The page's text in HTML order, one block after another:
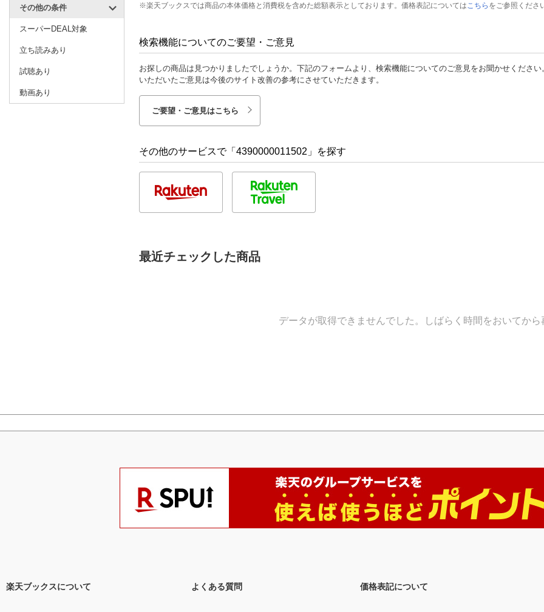
その他の条件
スーパーDEAL対象
立ち読みあり
試聴あり
動画あり
※楽天ブックスでは商品の本体価格と消費税を含めた総額表示としております。価格表記については こちら をご参照くださ
検索機能についてのご要望・ご意見
お探しの商品は見つかりましたでしょうか。下記のフォームより、検索機能についてのご意見をお聞かせください
いただいたご意見は今後のサイト改善の参考にさせていただきます。
ご要望・ご意見はこちら
その他のサービスで「4390000011502」を探す
最近チェックした商品
データが取得できませんでした。しばらく時間をおいてから
楽天ブックスについて よくある質問 価格表記について